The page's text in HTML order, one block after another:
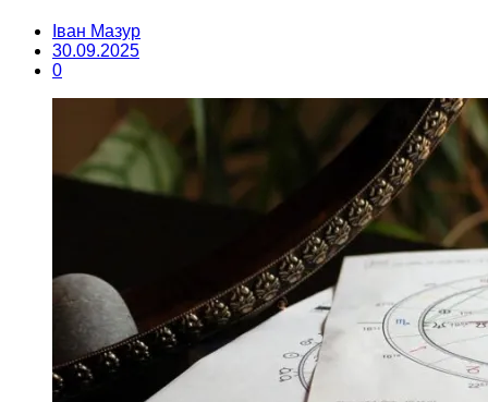
Іван Мазур
30.09.2025
0